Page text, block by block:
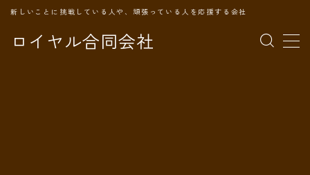
ロイヤル合同会社
新しいことに挑戦している人や、頑張っている人を応援する会社
MENU